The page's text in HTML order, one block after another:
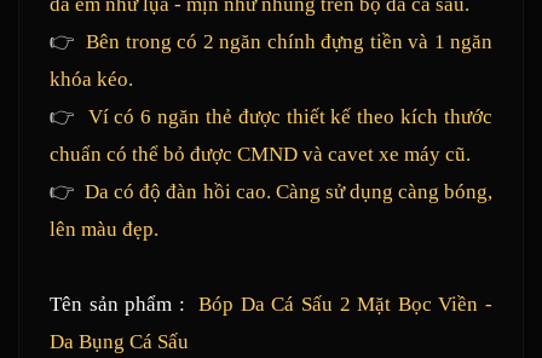
👉 Bên trong có 2 ngăn chính đựng tiền và 1 ngăn
khóa kéo.
👉
Ví có 6 ngăn thẻ được thiết kế theo kích thước
chuẩn có thể bỏ được CMND và cavet xe máy cũ.
👉 Da có độ đàn hồi cao. Càng sử dụng càng bóng,
lên màu đẹp.
Tên sản phẩm :
Bóp Da Cá Sấu 2 Mặt Bọc Viền -
Da Bụng Cá Sấu